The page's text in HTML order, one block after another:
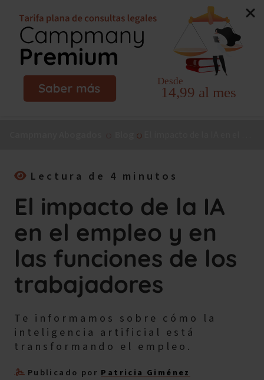
Nuevo libro de Jorge Campmany:
El Método MAPA, la
guía paso a paso para tu incapacidad permanente.
¡Consíguelo ya!
Lectura de 4 minutos
El impacto de la IA
en el empleo y en
las funciones de los
trabajadores
Te informamos sobre cómo la
inteligencia artificial está
transformando el empleo.
Publicado por Patricia Giménez